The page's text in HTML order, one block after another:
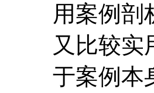
用案例剖
又比较实
于案例本